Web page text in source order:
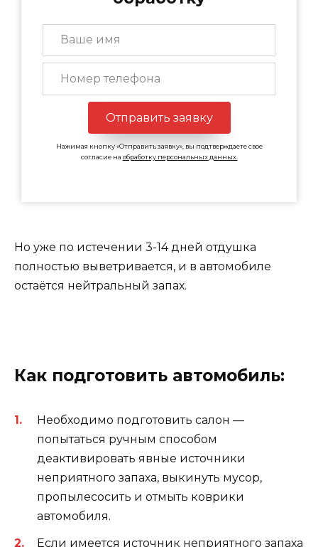
Отправить заявку
Нажимая кнопку «Отправить заявку», вы подтверждаете свое
согласие на обработку персональных данных.
Но уже по истечении 3-14 дней отдушка
полностью выветривается, и в автомобиле
остаётся нейтральный запах.
Как подготовить автомобиль:
Необходимо подготовить салон —
попытаться ручным способом
деактивировать явные источники
неприятного запаха, выкинуть мусор,
пропылесосить и отмыть коврики
автомобиля.
Если имеется источник неприятного запаха